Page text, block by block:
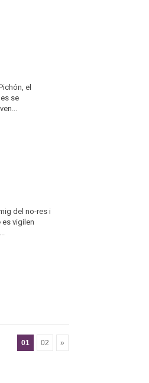
el
se
del no-res i
vigilen
01 02 »